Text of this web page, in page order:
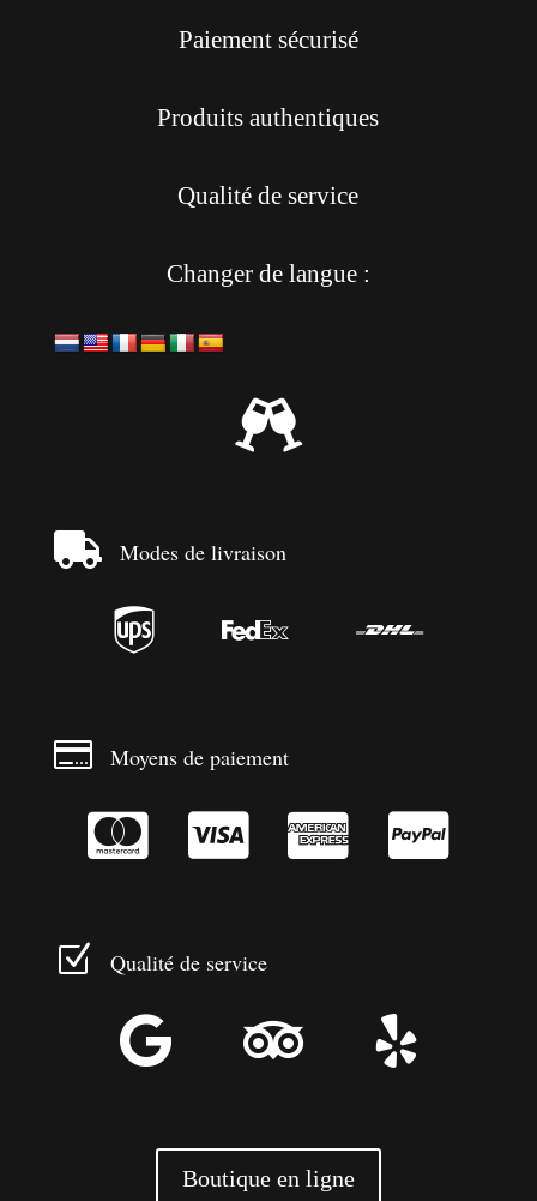
Paiement sécurisé
Produits authentiques
Qualité de service
Changer de langue :

 Modes de livraison
  
 Moyens de paiement
   
Z Qualité de service
  
Boutique en ligne